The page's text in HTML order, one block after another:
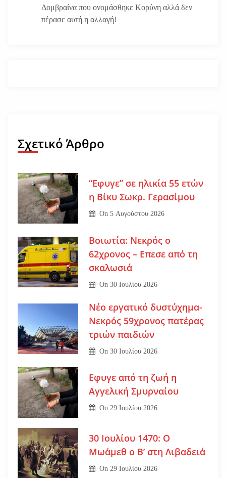
Δομβραίνα που ονομάσθηκε Κορύνη αλλά δεν
πέρασε αυτή η αλλαγή!
Σχετικό Άρθρο
“Εφυγε” σε ηλικία 55 ετών
η Βίκυ Σωκρ. Γερασίμου
On5 Αυγούστου 2026
Βοιωτία: Νεκρός ο
62χρονος – Επεσε από τη
σκαλωσιά
On30 Ιουλίου 2026
Νέο εργατικό δυστύχημα-
Νεκρός 59χρονος πατέρας
τριών παιδιών
On30 Ιουλίου 2026
Εφυγε από τη ζωή η
Αγγελική Σμυρναίου
On29 Ιουλίου 2026
30 Ιουλίου 1470: Ο
Μωάμεθ ο Β’ στη Λιβαδειά
On29 Ιουλίου 2026